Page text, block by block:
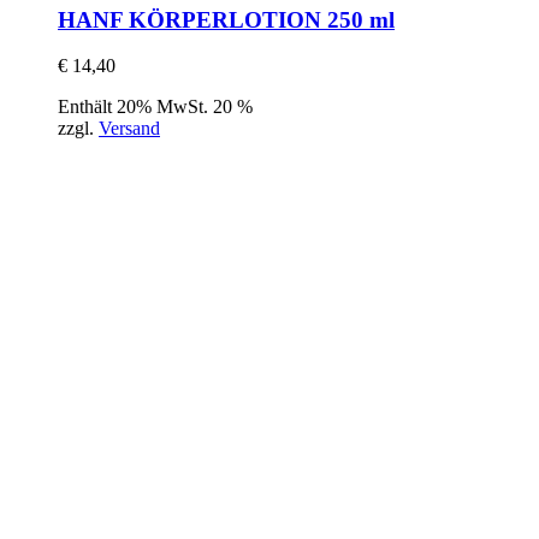
HANF KÖRPERLOTION 250 ml
€ 14,40
Enthält 20% MwSt. 20 %
zzgl. Versand